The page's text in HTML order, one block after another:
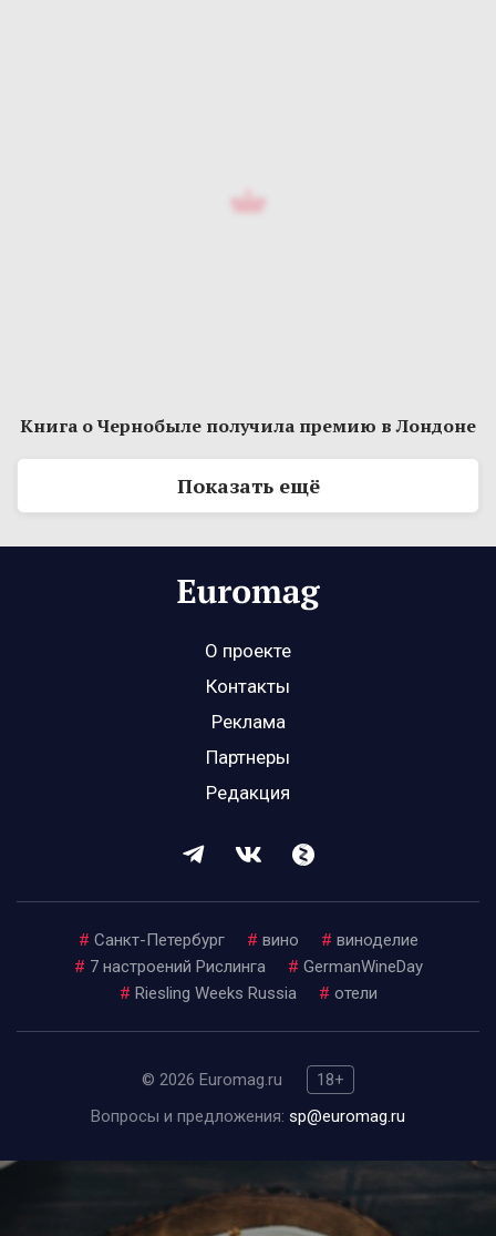
Книга о Чернобыле получила премию в Лондоне
Показать ещё
О проекте
Контакты
Реклама
Партнеры
Редакция
# Санкт-Петербург # вино # виноделие
# 7 настроений Рислинга # GermanWineDay
# Riesling Weeks Russia # отели
© 2026 Euromag.ru
18+
Вопросы и предложения: sp@euromag.ru